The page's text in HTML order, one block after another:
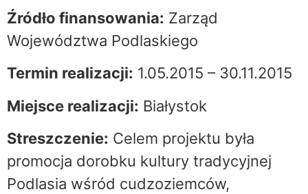
Źródło finansowania: Zarząd
Województwa Podlaskiego
Termin realizacji: 1.05.2015 – 30.11.2015
Miejsce realizacji: Białystok
Streszczenie: Celem projektu była
promocja dorobku kultury tradycyjnej
Podlasia wśród cudzoziemców,